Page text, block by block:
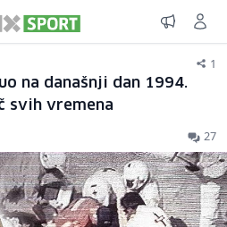
1
na današnji dan 1994.
svih vremena
27